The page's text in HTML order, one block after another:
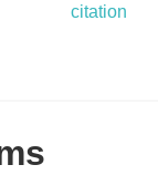
citation